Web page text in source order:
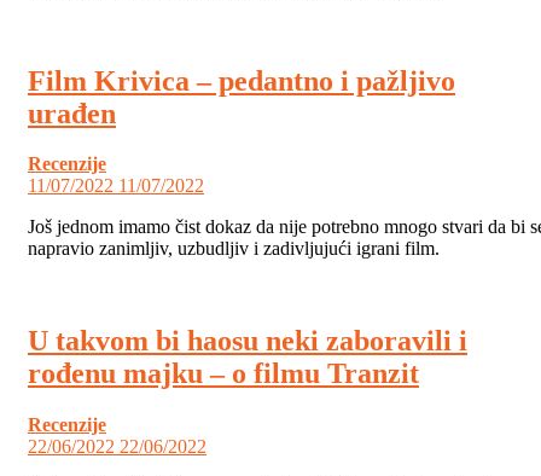
Film Krivica – pedantno i pažljivo
urađen
Recenzije
11/07/2022 11/07/2022
Još jednom imamo čist dokaz da nije potrebno mnogo stvari da bi
napravio zanimljiv, uzbudljiv i zadivljujući igrani film.
U takvom bi haosu neki zaboravili i
rođenu majku – o filmu Tranzit
Recenzije
22/06/2022 22/06/2022